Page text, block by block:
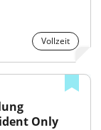
Vollzeit
Only